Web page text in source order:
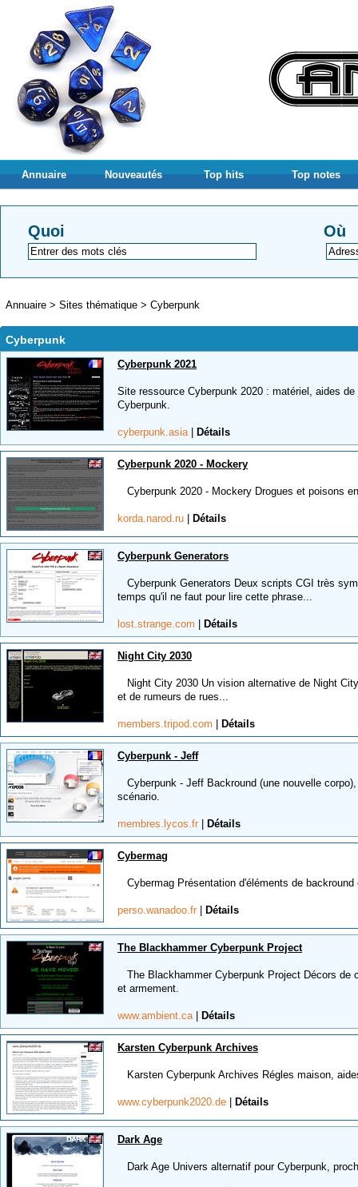
Annuaire Nouveautés Top hits Top notes
Quoi Où
Annuaire > Sites thématique > Cyberpunk
Cyberpunk
Cyberpunk 2021
Site ressource Cyberpunk 2020 : matériel, aides
Cyberpunk.
cyberpunk.asia Détails
Cyberpunk 2020 - Mockery
Cyberpunk 2020 - Mockery Drogues et poisons
korda.narod.ru Détails
Cyberpunk Generators
Cyberpunk Generators Deux scripts CGI très
temps qu'il ne faut pour lire cette phrase...
lost.strange.com Détails
Night City 2030
Night City 2030 Un vision alternative de Night
et de rumeurs de rues...
members.tripod.com Détails
Cyberpunk - Jeff
Cyberpunk - Jeff Backround (une nouvelle
scénario.
membres.lycos.fr Détails
Cybermag
Cybermag Présentation d'éléments de
perso.wanadoo.fr Détails
The Blackhammer Cyberpunk Project
The Blackhammer Cyberpunk Project Décors de
et armement.
www.ambient.ca Détails
Karsten Cyberpunk Archives
Karsten Cyberpunk Archives Régles maison,
www.cyberpunk2020.de Détails
Dark Age
Dark Age Univers alternatif pour Cyberpunk,